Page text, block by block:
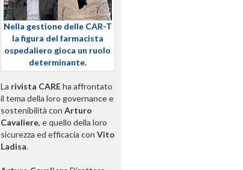
Nella gestione delle CAR-T
la figura del farmacista
ospedaliero gioca un ruolo
determinante.
La rivista CAREha affrontato
il tema della loro governance e
sostenibilità con Arturo
Cavaliere, e quello della loro
sicurezza ed efficacia con Vito
Ladisa.